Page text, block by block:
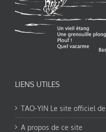
LIENS UTILES
TAO-YIN Le site officiel
A propos de ce site